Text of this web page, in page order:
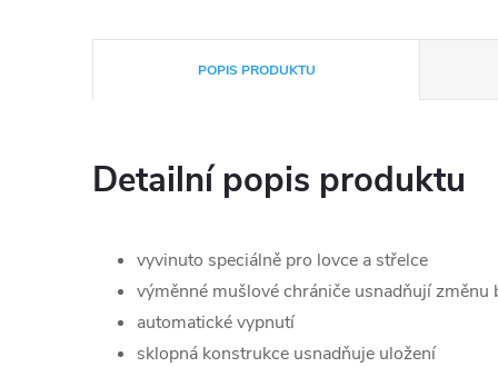
POPIS PRODUKTU
Detailní popis produktu
vyvinuto speciálně pro lovce a střelce
výměnné mušlové chrániče usnadňují změnu
automatické vypnutí
sklopná konstrukce usnadňuje uložení